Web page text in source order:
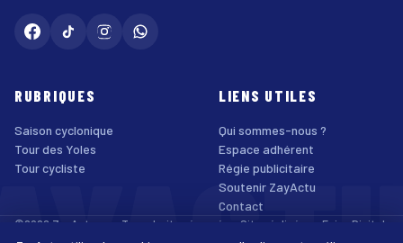
RUBRIQUES
Saison cyclonique
Tour des Yoles
Tour cycliste
LIENS UTILES
Qui sommes-nous ?
Espace adhérent
Régie publicitaire
Soutenir ZayActu
Contact
©2026 ZayActu.org. Tous droits réservés. · Site réalisé par Enjoy Digital